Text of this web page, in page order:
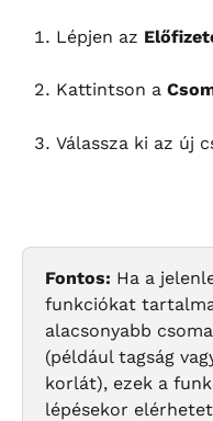
Lépjen az
Kattintson a
Válassza ki az új
Fontos: Ha a
funkciókat
alacsonyabb
(például tagság
korlát), ezek a
lépésekor